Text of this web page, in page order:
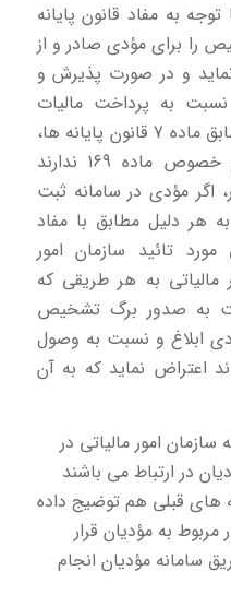
به مفاد قانون پایانه
را برای مؤدی صادر و از
و در صورت پذیرش و
به پرداخت مالیات
ارزش افزوده اقدام می نماید مطابق ماده 7 قانون پایانه ها،
فروشنده و خریدار تکلیفی در خصوص ماده 169 ندارند
مذکور، اگر مؤدی در سامانه ثبت
هر دلیل مطابق با مفاد
تائید سازمان امور
مالیاتی به هر طریقی كه
به صدور برگ تشخیص
ابلاغ و نسبت به وصول
اعتراض نماید كه به آن
سازمان امور مالیاتی در
در ارتباط می باشند
های قبلی هم توضیج داده
به مؤدیان قرار
سامانه مؤدیان انجام